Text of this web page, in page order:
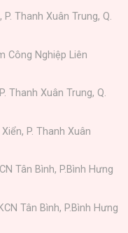
Thanh Xuân Trung, Q.
Công Nghiệp Liên
Thanh Xuân Trung, Q.
P. Thanh Xuân
Tân Bình, P.Bình Hưng
Tân Bình, P.Bình Hưng